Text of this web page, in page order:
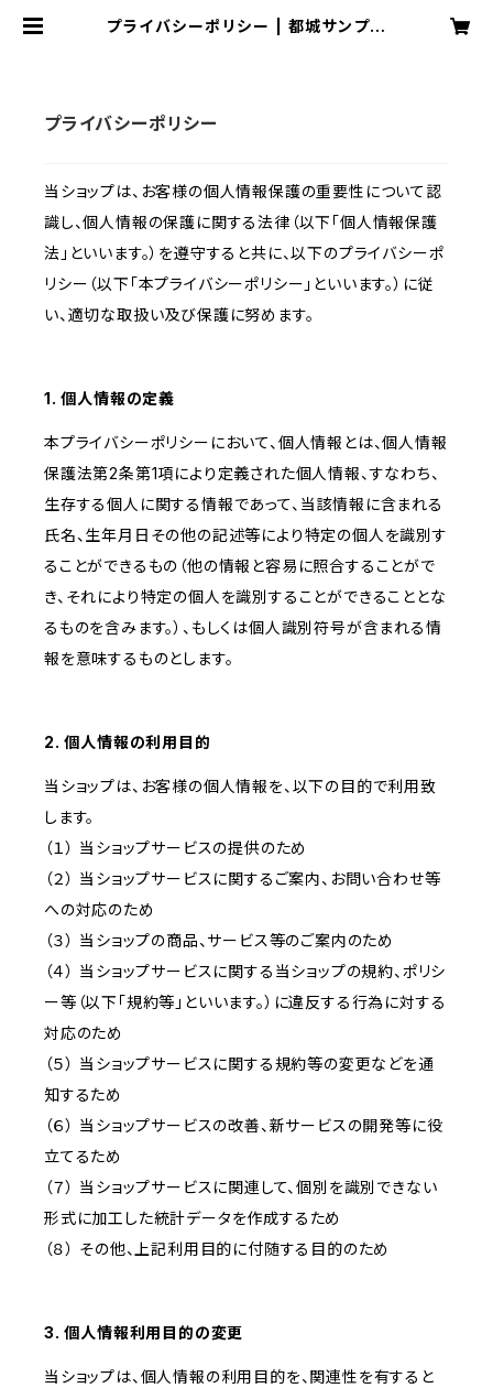
プライバシーポリシー | 都城サンプラ
プライバシーポリシー
当ショップは、お客様の個人情報保護の重要性について認
識し、個人情報の保護に関する法律（以下「個人情報保護
法」といいます。）を遵守すると共に、以下のプライバシーポ
リシー（以下「本プライバシーポリシー」といいます。）に従
い、適切な取扱い及び保護に努めます。
1. 個人情報の定義
本プライバシーポリシーにおいて、個人情報とは、個人情報
保護法第2条第1項により定義された個人情報、すなわち、
生存する個人に関する情報であって、当該情報に含まれる
氏名、生年月日その他の記述等により特定の個人を識別す
ることができるもの（他の情報と容易に照合することがで
き、それにより特定の個人を識別することができることとな
るものを含みます。）、もしくは個人識別符号が含まれる情
報を意味するものとします。
2. 個人情報の利用目的
当ショップは、お客様の個人情報を、以下の目的で利用致
します。
（１） 当ショップサービスの提供のため
（２） 当ショップサービスに関するご案内、お問い合わせ等
への対応のため
（３） 当ショップの商品、サービス等のご案内のため
（４） 当ショップサービスに関する当ショップの規約、ポリシ
ー等（以下「規約等」といいます。）に違反する行為に対する
対応のため
（５） 当ショップサービスに関する規約等の変更などを通
知するため
（６） 当ショップサービスの改善、新サービスの開発等に役
立てるため
（７） 当ショップサービスに関連して、個別を識別できない
形式に加工した統計データを作成するため
（８） その他、上記利用目的に付随する目的のため
3. 個人情報利用目的の変更
当ショップは、個人情報の利用目的を、関連性を有すると